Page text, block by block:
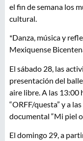
el fin de semana los
cultural.
*Danza, música y
Mexiquense
El sábado 28, las
presentación del
aire libre. A las 13:00
“ORFF/questa” y a
documental “Mi piel
El domingo 29, a